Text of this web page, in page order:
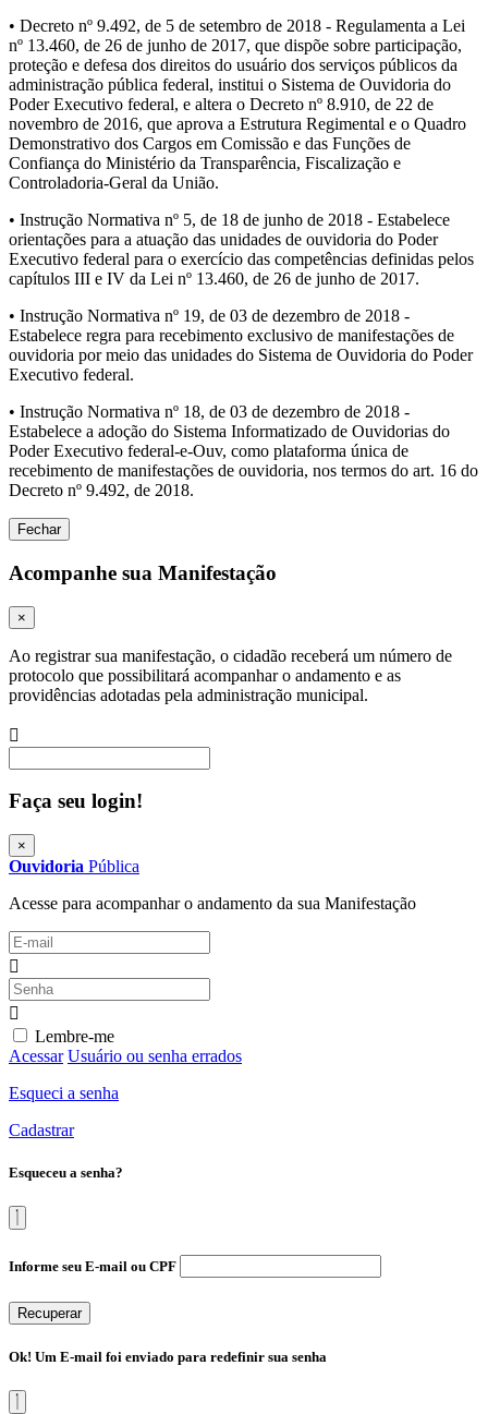
• Decreto nº 9.492, de 5 de setembro de 2018 - Regulamenta a Lei
nº 13.460, de 26 de junho de 2017, que dispõe sobre participação,
proteção e defesa dos direitos do usuário dos serviços públicos da
administração pública federal, institui o Sistema de Ouvidoria do
Poder Executivo federal, e altera o Decreto nº 8.910, de 22 de
novembro de 2016, que aprova a Estrutura Regimental e o Quadro
Demonstrativo dos Cargos em Comissão e das Funções de
Confiança do Ministério da Transparência, Fiscalização e
Controladoria-Geral da União.
• Instrução Normativa nº 5, de 18 de junho de 2018 - Estabelece
orientações para a atuação das unidades de ouvidoria do Poder
Executivo federal para o exercício das competências definidas pelos
capítulos III e IV da Lei nº 13.460, de 26 de junho de 2017.
• Instrução Normativa nº 19, de 03 de dezembro de 2018 -
Estabelece regra para recebimento exclusivo de manifestações de
ouvidoria por meio das unidades do Sistema de Ouvidoria do Poder
Executivo federal.
• Instrução Normativa nº 18, de 03 de dezembro de 2018 -
Estabelece a adoção do Sistema Informatizado de Ouvidorias do
Poder Executivo federal-e-Ouv, como plataforma única de
recebimento de manifestações de ouvidoria, nos termos do art. 16 do
Decreto nº 9.492, de 2018.
Fechar
Acompanhe sua Manifestação
×
Ao registrar sua manifestação, o cidadão receberá um número de
protocolo que possibilitará acompanhar o andamento e as
providências adotadas pela administração municipal.
Faça seu login!
×
Ouvidoria Pública
Acesse para acompanhar o andamento da sua Manifestação
Lembre-me
Acessar Usuário ou senha errados
Esqueci a senha
Cadastrar
Esqueceu a senha?
Informe seu E-mail ou CPF
Recuperar
Ok! Um E-mail foi enviado para redefinir sua senha